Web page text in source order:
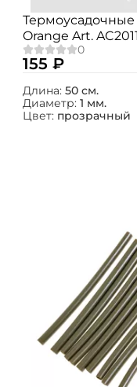
Термоусадочные
Orange Art.
155 ₽
Длина: 50 см.
Диаметр: 1 мм.
Цвет: прозрачный